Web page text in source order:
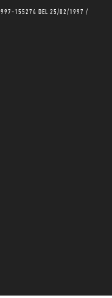
155274 DEL 25/02/1997 /